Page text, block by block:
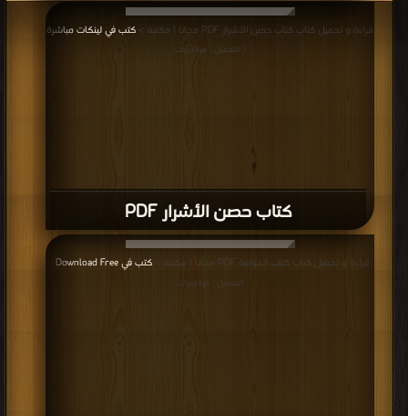
كتاب حصن الأشرار PDF
قراءة و تحميل كتاب كتاب حصن الأشرار PDF مجانا | مكتبة > كتب في لينكات مباشرة
| التحميل : مرة/مرات
قراءة و تحميل كتاب كتاب الدوامة PDF مجانا | مكتبة > كتب في Download Free
التحميل : مرة/مرات